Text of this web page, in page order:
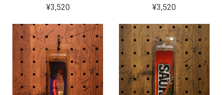
¥3,520 ¥3,520